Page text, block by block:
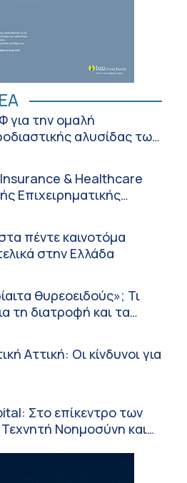
για την ομαλή
αλυσίδας των
του καλοκαιριού
& Healthcare
Επιχειρηματικής
πέντε καινοτόμα
στην Ελλάδα
θυρεοειδούς»; Τι
τη διατροφή και τα
Αττική: Οι κίνδυνοι για
Στο επίκεντρο των